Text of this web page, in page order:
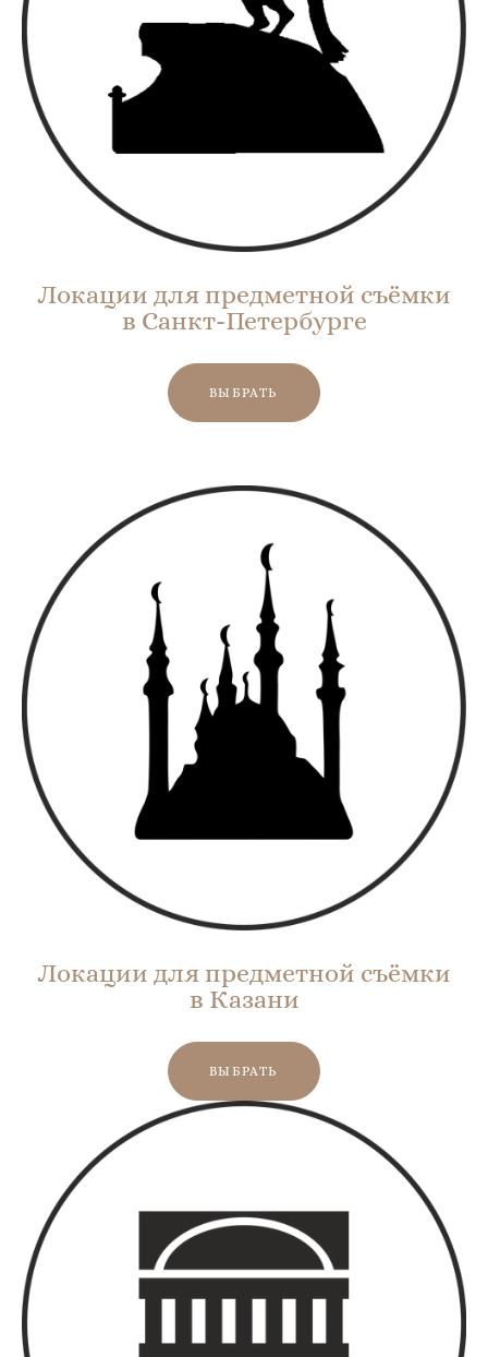
Локации для предметной съёмки
в Санкт-Петербурге
ВЫБРАТЬ
Локации для предметной съёмки
в Казани
ВЫБРАТЬ